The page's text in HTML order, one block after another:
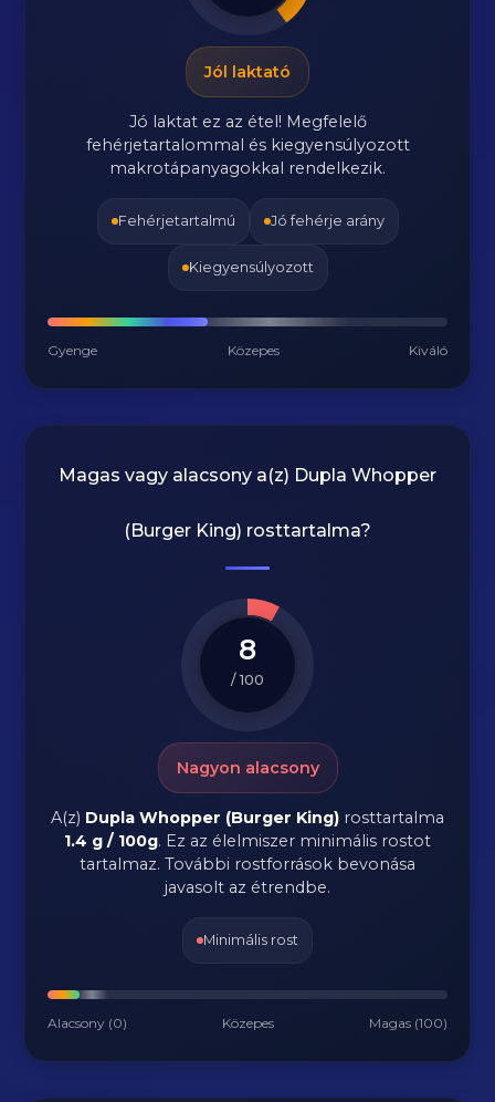
Jól laktató
Jó laktat ez az étel! Megfelelő
fehérjetartalommal és kiegyensúlyozott
makrotápanyagokkal rendelkezik.
Fehérjetartalmú Jó fehérje arány
Kiegyensúlyozott
Gyenge Közepes Kiváló
Magas vagy alacsony a(z) Dupla Whopper
(Burger King) rosttartalma?
8
/ 100
Nagyon alacsony
A(z) Dupla Whopper (Burger King) rosttartalma
1.4 g / 100g. Ez az élelmiszer minimális rostot
tartalmaz. További rostforrások bevonása
javasolt az étrendbe.
Minimális rost
Alacsony (0) Közepes Magas (100)